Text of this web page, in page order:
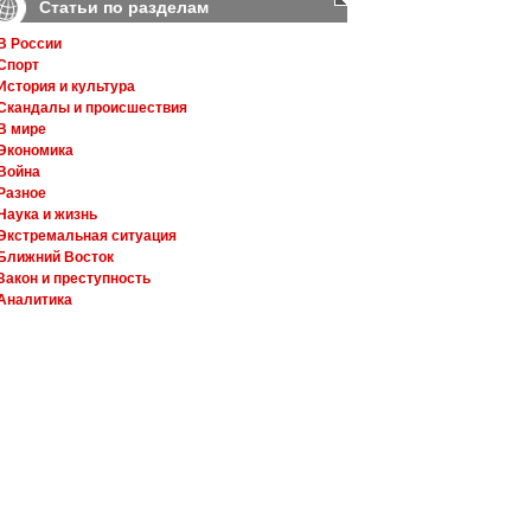
Статьи по разделам
В России
История и культура
и происшествия
В мире
Война
Разное
Наука и жизнь
ситуация
Ближний Восток
и преступность